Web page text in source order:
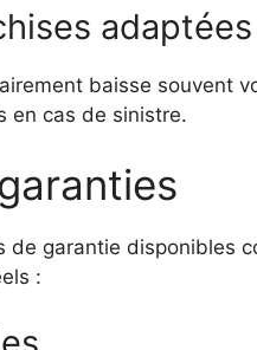
adaptées
baisse souvent
en cas de sinistre.
de garantie disponibles
: